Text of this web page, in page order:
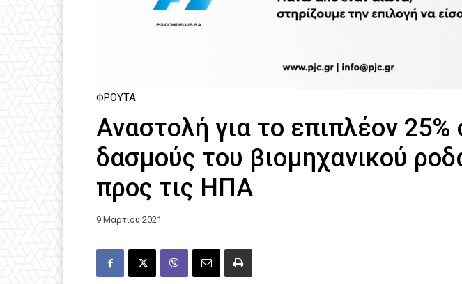
ΦΡΟΎΤΑ
Αναστολή για το επιπλέον 25%
δασμούς του βιομηχανικού
προς τις ΗΠΑ
9 Μαρτίου 2021